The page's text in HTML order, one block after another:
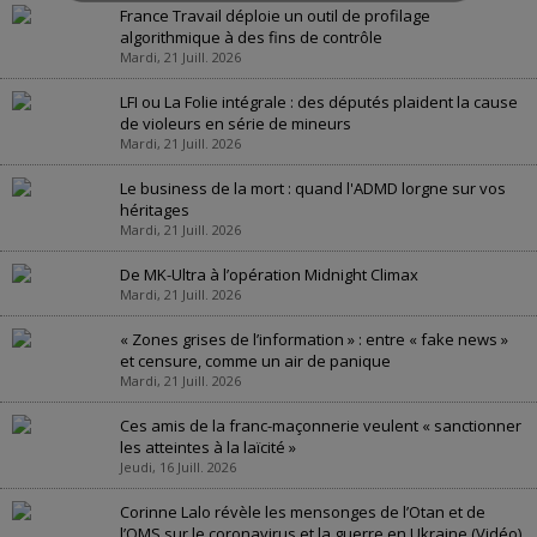
France Travail déploie un outil de profilage
algorithmique à des fins de contrôle
Mardi, 21 Juill. 2026
LFI ou La Folie intégrale : des députés plaident la cause
de violeurs en série de mineurs
Mardi, 21 Juill. 2026
Le business de la mort : quand l'ADMD lorgne sur vos
héritages
Mardi, 21 Juill. 2026
De MK-Ultra à l’opération Midnight Climax
Mardi, 21 Juill. 2026
« Zones grises de l’information » : entre « fake news »
et censure, comme un air de panique
Mardi, 21 Juill. 2026
Ces amis de la franc-maçonnerie veulent « sanctionner
les atteintes à la laïcité »
Jeudi, 16 Juill. 2026
Corinne Lalo révèle les mensonges de l’Otan et de